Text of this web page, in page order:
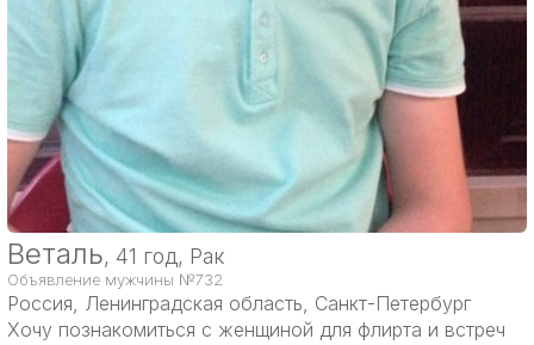
Веталь, 41 год, Рак
Объявление мужчины №732
Россия, Ленинградская область, Санкт-Петербург
Хочу познакомиться с женщиной для флирта и встреч